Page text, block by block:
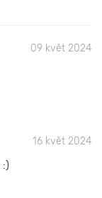
09 květ 2024
16 květ 2024
:)